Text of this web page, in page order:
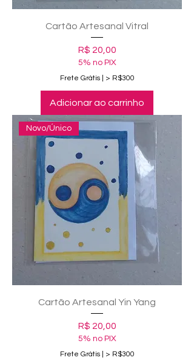
Cartão Artesanal Vitral
Preço
R$ 20,00
5% no PIX
Frete Grátis | > R$300
Adicionar ao carrinho
Novo/Único
Cartão Artesanal Yin Yang
Preço
R$ 20,00
5% no PIX
Frete Grátis | > R$300